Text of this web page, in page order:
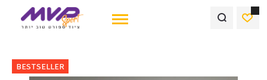
BESTSELLER